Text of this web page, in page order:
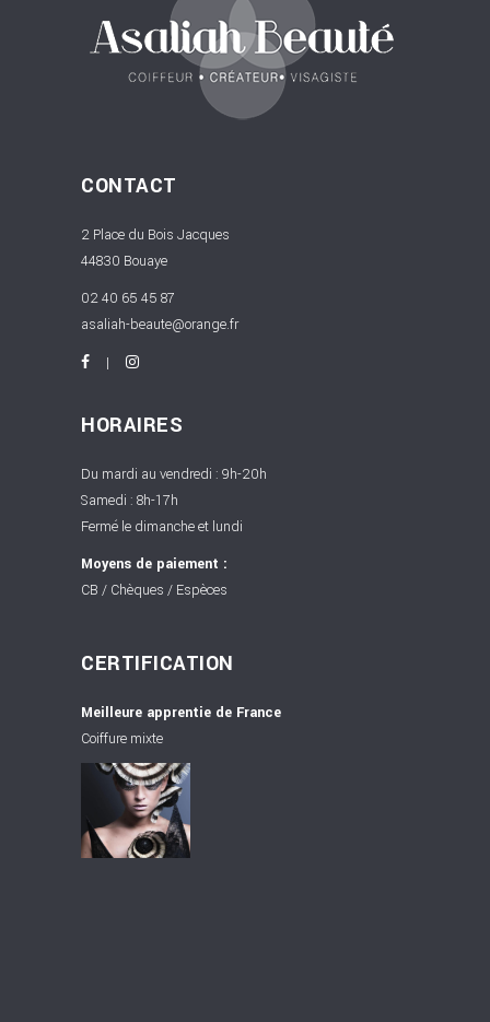
CONTACT
2 Place du Bois Jacques
44830 Bouaye
02 40 65 45 87
asaliah-beaute@orange.fr
HORAIRES
Du mardi au vendredi : 9h-20h
Samedi : 8h-17h
Fermé le dimanche et lundi
Moyens de paiement :
CB / Chèques / Espèces
CERTIFICATION
Meilleure apprentie de France
Coiffure mixte